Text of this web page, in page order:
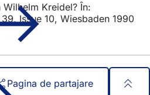
Kreidel? În:
Issue 10, Wiesbaden 1990
Pagina de partajare